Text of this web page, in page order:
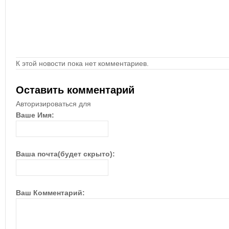
К этой новости пока нет комментариев.
Оставить комментарий
Авторизироваться для
Ваше Имя:
Ваша почта(будет скрыто):
Ваш Комментарий: